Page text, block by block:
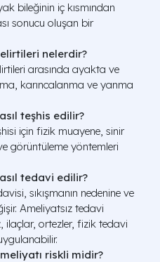
bileğinin iç kısmından
sonucu oluşan bir
nelerdir?
arasında ayakta ve
karıncalanma ve yanma
teşhis edilir?
için fizik muayene, sinir
görüntüleme yöntemleri
tedavi edilir?
sıkışmanın nedenine ve
Ameliyatsız tedavi
ilaçlar, ortezler, fizik tedavi
riskli midir?